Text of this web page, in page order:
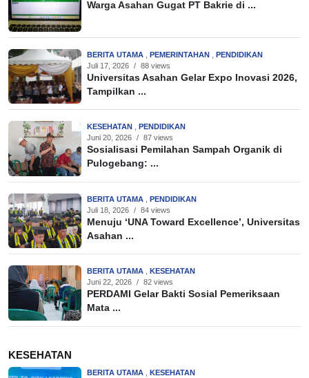
Warga Asahan Gugat PT Bakrie di ...
BERITA UTAMA PEMERINTAHAN
PENDIDIKAN
Juli 17, 2026 / 88 views
Universitas Asahan Gelar Expo Inovasi 2026,
Tampilkan ...
KESEHATAN
PENDIDIKAN
Juni 20, 2026 / 87 views
Sosialisasi Pemilahan Sampah Organik di
Pulogebang: ...
BERITA UTAMA
PENDIDIKAN
Juli 18, 2026 / 84 views
Menuju ‘UNA Toward Excellence’, Universitas
Asahan ...
BERITA UTAMA
KESEHATAN
Juni 22, 2026 / 82 views
PERDAMI Gelar Bakti Sosial Pemeriksaan
Mata ...
KESEHATAN
BERITA UTAMA
KESEHATAN